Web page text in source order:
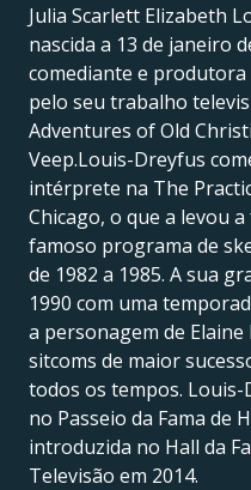
Julia Scarlett Elizabeth
nascida a 13 de janeiro
comediante e produtora
pelo seu trabalho
Adventures of Old
Veep.Louis-Dreyfus
intérprete na The
Chicago, o que a levou
famoso programa de
de 1982 a 1985. A sua
1990 com uma
a personagem de Elaine
sitcoms de maior
todos os tempos. Louis-
no Passeio da Fama de
introduzida no Hall da
Televisão em 2014.